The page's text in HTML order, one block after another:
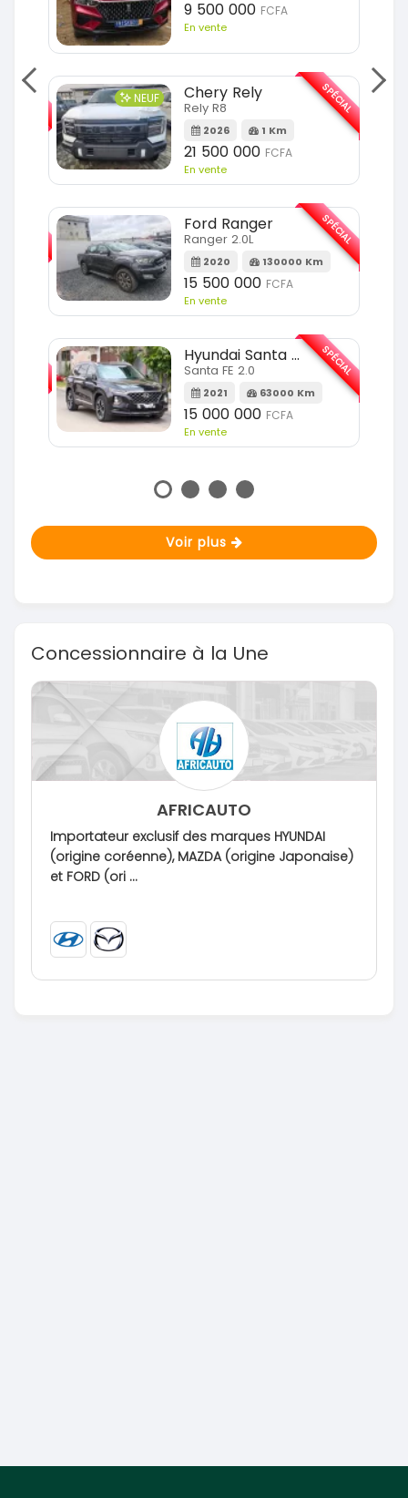
SPÉCIAL
9 500 000 FCFA
En vente
NEUF Chery Rely
Rely R8
2026 1 Km
21 500 000 FCFA
En vente
SPÉCIAL
Ford Ranger
Ranger 2.0L
2020 130000 Km
15 500 000 FCFA
En vente
SPÉCIAL
Hyundai Santa FE
Santa FE 2.0
2021 63000 Km
15 000 000 FCFA
En vente
SPÉCIAL
Voir plus
Concessionnaire à la Une
AFRICAUTO
Importateur exclusif des marques HYUNDAI
(origine coréenne), MAZDA (origine Japonaise)
et FORD (ori ...